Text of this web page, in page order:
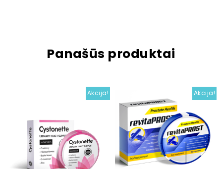
Panašūs produktai
Akcija! Akcija!